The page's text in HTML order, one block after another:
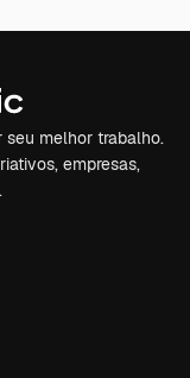
melhor trabalho.
empresas,